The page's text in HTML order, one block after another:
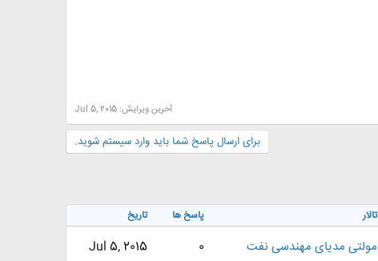
آخرین ویرایش: Jul 5, 2015
برای ارسال پاسخ شما باید وارد سیستم شوید.
تالار پاسخ ها تاریخ
مولتی مدیای مهندسی نفت 0
Jul 5, 2015